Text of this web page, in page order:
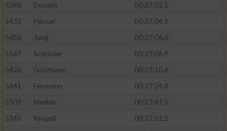
5396
Donath
00:27:02.1
5432
Hänsel
00:27:04.1
5456
Jung
00:27:06.6
5567
Schröder
00:27:06.9
5426
Götzmann
00:27:10.4
5441
Hermann
00:27:24.8
5503
Merklin
00:27:47.5
5345
Weigel
00:27:51.2